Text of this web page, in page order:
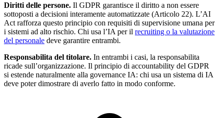
Diritti delle persone. Il GDPR garantisce il diritto a non essere
sottoposti a decisioni interamente automatizzate (Articolo 22). L’AI
Act rafforza questo principio con requisiti di supervisione umana per
i sistemi ad alto rischio. Chi usa l’IA per il recruiting o la valutazione
del personale deve garantire entrambi.
Responsabilita del titolare. In entrambi i casi, la responsabilita
ricade sull’organizzazione. Il principio di accountability del GDPR
si estende naturalmente alla governance IA: chi usa un sistema di IA
deve poter dimostrare di averlo fatto in modo conforme.